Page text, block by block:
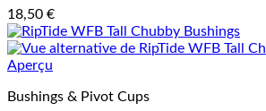
18,50 €
Aperçu
Bushings & Pivot Cups